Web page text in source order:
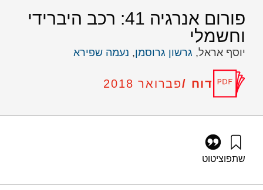
פורום אנרגיה 41: רכב היברידי
וחשמלי
יוסף אראל, גרשון גרוסמן, נעמה שפירא
דוח /פברואר 2018
שתפוציטוט